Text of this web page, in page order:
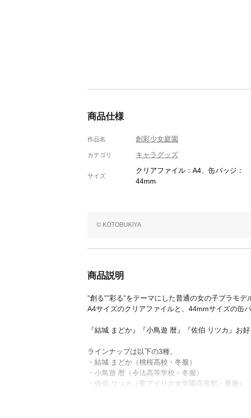
商品仕様
作品名 創彩少女庭園
カテゴリ キャラグッズ
サイズ
クリアファイル：A4、缶バッジ：
44mm
© KOTOBUKIYA
商品説明
”創る””彩る”をテーマにした普通の女の子プラモデ
A4サイズのクリアファイルと、44mmサイズの缶
『結城 まどか』『小鳥遊 暦』『佐伯 リツカ』お
ラインナップは以下の3種。
・結城 まどか（桃桜高校・冬服）
・小鳥遊 暦（令法高等学校・冬服）
・佐伯 リツカ（聖アイリス女学園高等部・夏服）